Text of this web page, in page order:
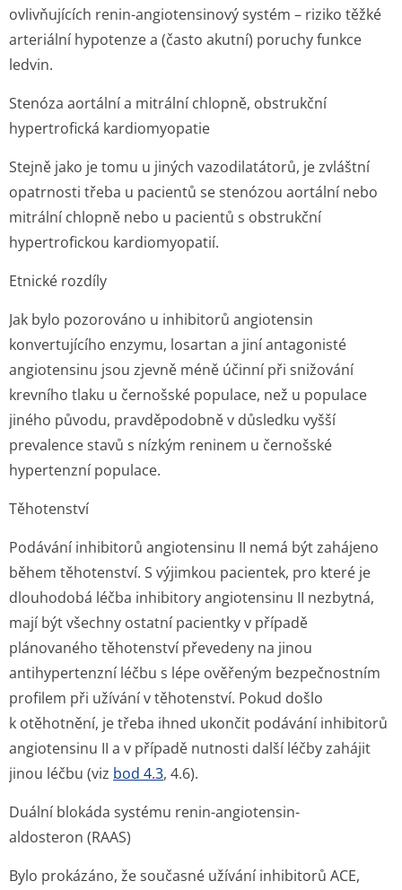
ovlivňujících renin-angiotensinový systém – riziko těžké
arteriální hypotenze a (často akutní) poruchy funkce
ledvin.
Stenóza aortální a mitrální chlopně, obstrukční
hypertrofická kardiomyopatie
Stejně jako je tomu u jiných vazodilatátorů, je zvláštní
opatrnosti třeba u pacientů se stenózou aortální nebo
mitrální chlopně nebo u pacientů s obstrukční
hypertrofickou kardiomyopatií.
Etnické rozdíly
Jak bylo pozorováno u inhibitorů angiotensin
konvertujícího enzymu, losartan a jiní antagonisté
angiotensinu jsou zjevně méně účinní při snižování
krevního tlaku u černošské populace, než u populace
jiného původu, pravděpodobně v důsledku vyšší
prevalence stavů s nízkým reninem u černošské
hypertenzní populace.
Těhotenství
Podávání inhibitorů angiotensinu II nemá být zahájeno
během těhotenství. S výjimkou pacientek, pro které je
dlouhodobá léčba inhibitory angiotensinu II nezbytná,
mají být všechny ostatní pacientky v případě
plánovaného těhotenství převedeny na jinou
antihypertenzní léčbu s lépe ověřeným bezpečnostním
profilem při užívání v těhotenství. Pokud došlo
k otěhotnění, je třeba ihned ukončit podávání inhibitorů
angiotensinu II a v případě nutnosti další léčby zahájit
jinou léčbu (viz bod 4.3, 4.6).
Duální blokáda systému renin-angiotensin-
aldosteron (RAAS)
Bylo prokázáno, že současné užívání inhibitorů ACE,